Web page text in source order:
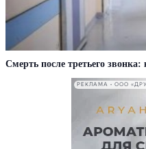
Смерть после третьего